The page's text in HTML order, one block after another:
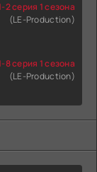
2 серия 1 сезона
(LE-Production)
8 серия 1 сезона
(LE-Production)